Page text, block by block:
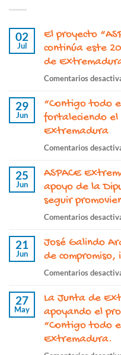
02
Jul
El proyecto
continúa este
de
Comentarios
29
Jun
“Contigo todo
fortaleciendo el
Extremadura
Comentarios
25
Jun
ASPACE
apoyo de la
seguir
Comentarios
21
Jun
José Galindo
de compromiso,
Comentarios
27
May
La Junta de
apoyando el
“Contigo todo
Extremadura.